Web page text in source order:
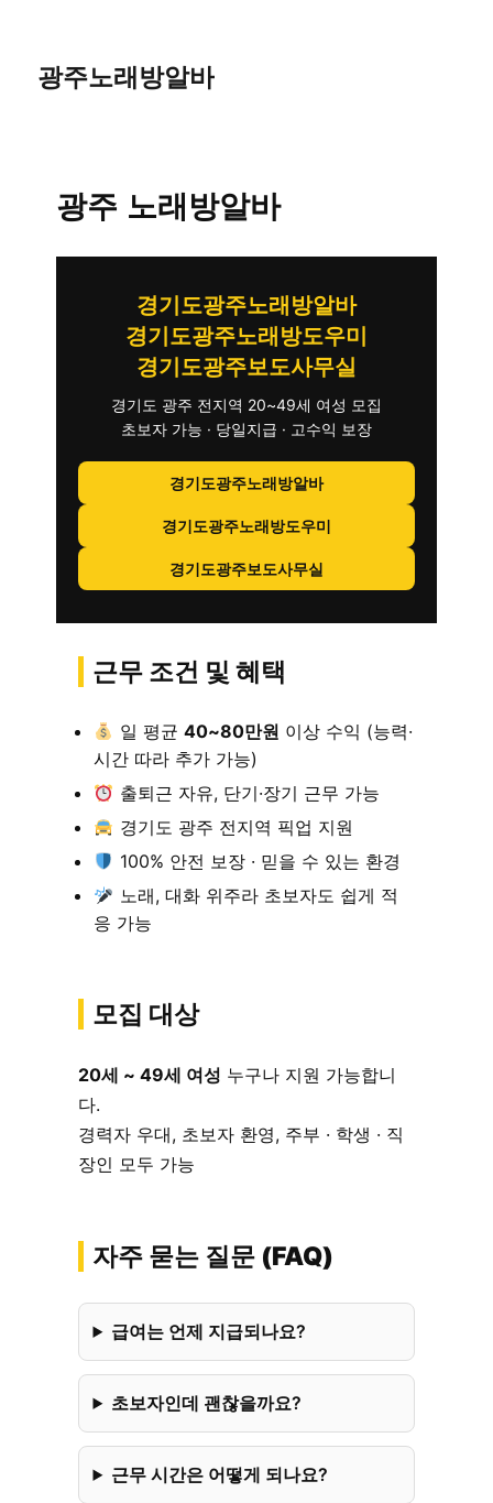
광주노래방알바
광주 노래방알바
경기도광주노래방알바
경기도광주노래방도우미
경기도광주보도사무실
경기도 광주 전지역 20~49세 여성 모집
초보자 가능 · 당일지급 · 고수익 보장
경기도광주노래방알바
경기도광주노래방도우미
경기도광주보도사무실
근무 조건 및 혜택
일 평균 40~80만원 이상 수익 (능력·
시간 따라 추가 가능)
출퇴근 자유, 단기·장기 근무 가능
경기도 광주 전지역 픽업 지원
100% 안전 보장 · 믿을 수 있는 환경
노래, 대화 위주라 초보자도 쉽게 적
응 가능
모집 대상
20세 ~ 49세 여성 누구나 지원 가능합니
다.
경력자 우대, 초보자 환영, 주부 · 학생 · 직
장인 모두 가능
자주 묻는 질문 (FAQ)
급여는 언제 지급되나요?
초보자인데 괜찮을까요?
근무 시간은 어떻게 되나요?